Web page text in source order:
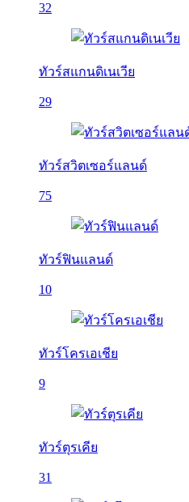
32
ทัวร์สแกนดิเนเวีย
29
ทัวร์สวิตเซอร์แลนด์
75
ทัวร์ฟินแลนด์
10
ทัวร์โครเอเชีย
9
ทัวร์ตุรเคีย
31